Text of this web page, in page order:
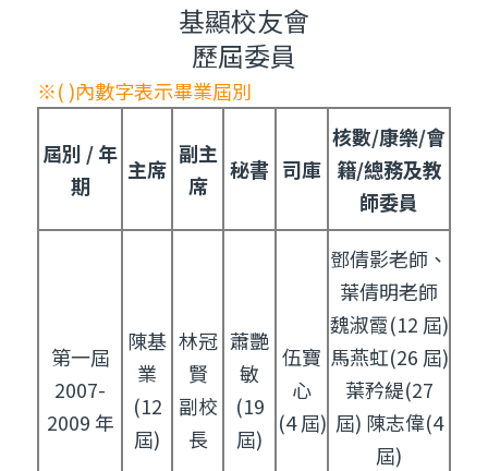
基顯校友會
歷屆委員
※( )內數字表示畢業屆別
屆別 / 年
期
主席
副主
席
秘書 司庫
核數/康樂/會
籍/總務及教
師委員
第一屆
2007-
2009 年
陳基
業
(12
屆)
林冠
賢
副校
長
蕭艷
敏
(19
屆)
伍寶
心
(4 屆)
鄧倩影老師、
葉倩明老師
魏淑霞(12 屆)
馬燕虹(26 屆)
葉矜緹(27
屆) 陳志偉(4
屆)